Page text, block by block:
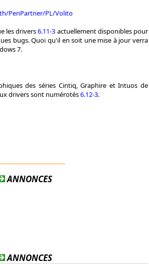
PenPartner/PL/Volito
les drivers6.11-3 actuellement disponibles pour
bugs. Quoi qu'il en soit une mise à jour verra
7.
des séries Cintiq, Graphire et Intuos de
drivers sont numérotés6.12-3.
ANNONCES
ANNONCES